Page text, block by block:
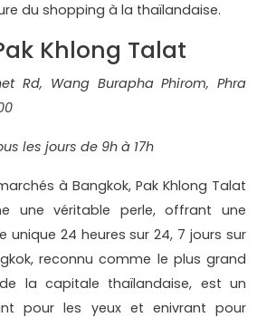
du shopping à la thaïlandaise.
Khlong Talat
Rd, Wang Burapha Phirom, Phra
les jours de 9h à 17h
à Bangkok, Pak Khlong Talat
une véritable perle, offrant une
unique 24 heures sur 24, 7 jours sur
reconnu comme le plus grand
la capitale thaïlandaise, est un
pour les yeux et enivrant pour